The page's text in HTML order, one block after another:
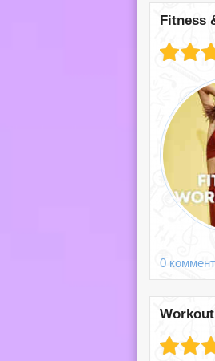
Fitness
0